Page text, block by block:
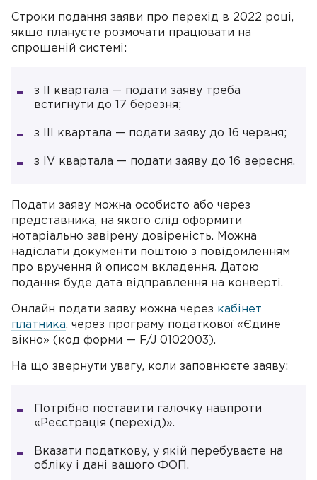
Строки подання заяви про перехід в 2022 році,
якщо плануєте розмочати працювати на
спрощеній системі:
з II квартала — подати заяву треба
встигнути до 17 березня;
з III квартала — подати заяву до 16 червня;
з IV квартала — подати заяву до 16 вересня.
Подати заяву можна особисто або через
представника, на якого слід оформити
нотаріально завірену довіреність. Можна
надіслати документи поштою з повідомленням
про вручення й описом вкладення. Датою
подання буде дата відправлення на конверті.
Онлайн подати заяву можна через кабінет
платника, через програму податкової «Єдине
вікно» (код форми — F/J 0102003).
На що звернути увагу, коли заповнюєте заяву:
Потрібно поставити галочку навпроти
«Реєстрація (перехід)».
Вказати податкову, у якій перебуваєте на
обліку і дані вашого ФОП.